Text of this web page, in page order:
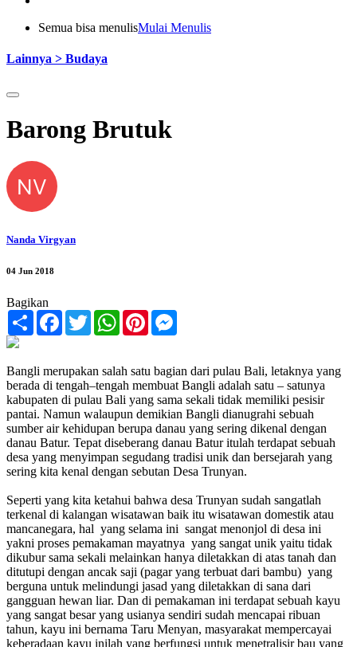
Semua bisa menulisMulai Menulis
Lainnya > Budaya
Barong Brutuk
NV
Nanda Virgyan
04 Jun 2018
Bagikan
Share FacebookTwitterWhatsApp
Pinterest
Bangli merupakan salah satu bagian dari pulau Bali, letaknya yang
berada di tengah–tengah membuat Bangli adalah satu – satunya
kabupaten di pulau Bali yang sama sekali tidak memiliki pesisir
pantai. Namun walaupun demikian Bangli dianugrahi sebuah
sumber air kehidupan berupa danau yang sering dikenal dengan
danau Batur. Tepat diseberang danau Batur itulah terdapat sebuah
desa yang menyimpan segudang tradisi unik dan bersejarah yang
sering kita kenal dengan sebutan Desa Trunyan.
Seperti yang kita ketahui bahwa desa Trunyan sudah sangatlah
terkenal di kalangan wisatawan baik itu wisatawan domestik atau
mancanegara, hal yang selama ini sangat menonjol di desa ini
yakni proses pemakaman mayatnya yang sangat unik yaitu tidak
dikubur sama sekali melainkan hanya diletakkan di atas tanah dan
ditutupi dengan ancak saji (pagar yang terbuat dari bambu) yang
berguna untuk melindungi jasad yang diletakkan di sana dari
gangguan hewan liar. Dan di pemakaman ini terdapat sebuah kayu
yang sangat besar yang usianya sendiri sudah mencapai ribuan
tahun, kayu ini bernama Taru Menyan, masyarakat mempercayai
keberadaan kayu inilah yang berfungsi untuk menetralisir bau yang